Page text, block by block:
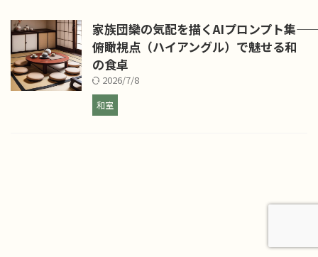
家族団欒の気配を描くAIプロンプト集――
俯瞰視点（ハイアングル）で魅せる和
の食卓
2026/7/8
和室